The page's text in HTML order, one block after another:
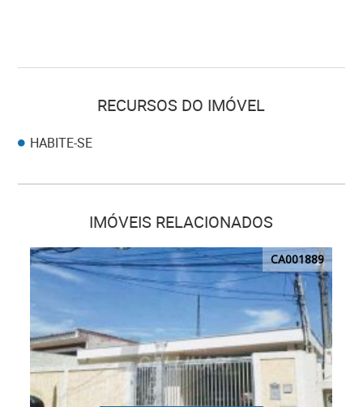
RECURSOS DO IMÓVEL
HABITE-SE
IMÓVEIS RELACIONADOS
CA001889